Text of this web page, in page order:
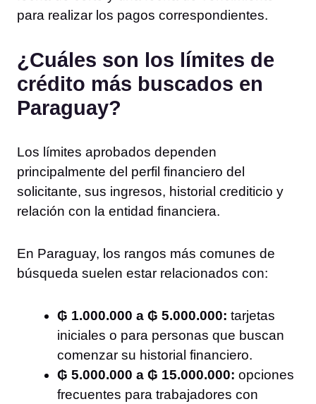
para realizar los pagos correspondientes.
¿Cuáles son los límites de
crédito más buscados en
Paraguay?
Los límites aprobados dependen
principalmente del perfil financiero del
solicitante, sus ingresos, historial crediticio y
relación con la entidad financiera.
En Paraguay, los rangos más comunes de
búsqueda suelen estar relacionados con:
₲ 1.000.000 a ₲ 5.000.000: tarjetas
iniciales o para personas que buscan
comenzar su historial financiero.
₲ 5.000.000 a ₲ 15.000.000: opciones
frecuentes para trabajadores con